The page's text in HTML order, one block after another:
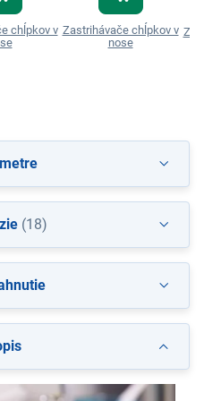
chĺpkov v Zastrihávače chĺpkov v
nose
(18)